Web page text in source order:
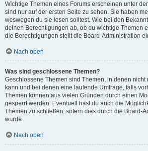
Wichtige Themen eines Forums erscheinen unter
sind nur auf der ersten Seite zu sehen. Sie haben
weswegen du sie lesen solltest. Wie bei den
deinen Berechtigungen ab, ob du wichtige Themen
die Berechtigungen stellt die Board-Administration
Nach oben
Was sind geschlossene Themen?
Geschlossene Themen sind Themen, in denen nicht
kann und bei denen eine laufende Umfrage, falls
Themen können aus vielen Gründen durch einen
gesperrt werden. Eventuell hast du auch die
Themen zu schließen, sofern dies durch die Board-
wurde.
Nach oben